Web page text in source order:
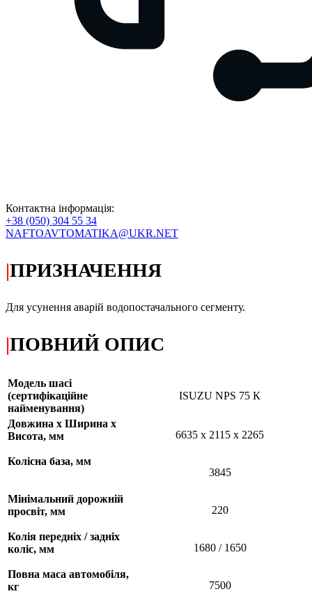
Контактна інформація:
+38 (050) 304 55 34
NAFTOAVTOMATIKA@UKR.NET
|ПРИЗНАЧЕННЯ
Для усунення аварій водопостачального сегменту.
|ПОВНИЙ ОПИС
Модель шасі
(сертифікаційне
найменування)
ISUZU NPS 75 К
Довжина х Ширина х
Висота, мм
6635 х 2115 х 2265
Колісна база, мм
3845
Мінімальний дорожній
просвіт, мм
220
Колія передніх / задніх
коліс, мм
1680 / 1650
Повна маса автомобіля,
кг
7500